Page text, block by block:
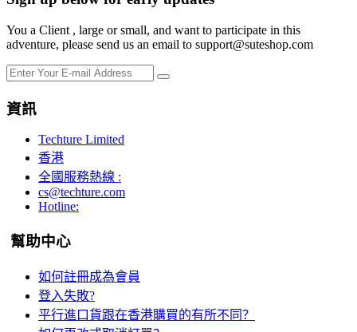
You a Client , large or small, and want to participate in this
adventure, please send us an email to support@suteshop.com
資訊
Techture Limited
香港
全國服務熱線 :
cs@techture.com
Hotline:
幫助中心
如何註冊成為會員
登入失敗?
平行進口貨跟在香港購買的有所不同？